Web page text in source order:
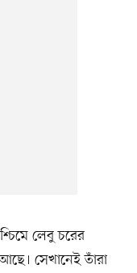
লেবু চরের
সেখানেই তাঁরা